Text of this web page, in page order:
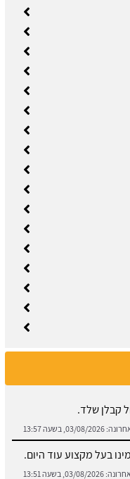
קבלן שלד.
בעל מקצוע עוד היום.
03/08/2026, בשעה 13:51
והחיפוי.